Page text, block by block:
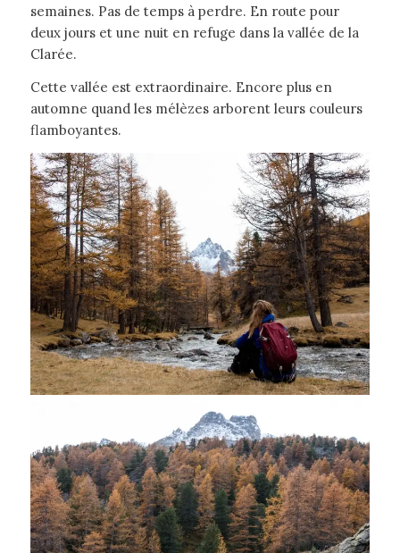
semaines. Pas de temps à perdre. En route pour
deux jours et une nuit en refuge dans la vallée de la
Clarée.
Cette vallée est extraordinaire. Encore plus en
automne quand les mélèzes arborent leurs couleurs
flamboyantes.